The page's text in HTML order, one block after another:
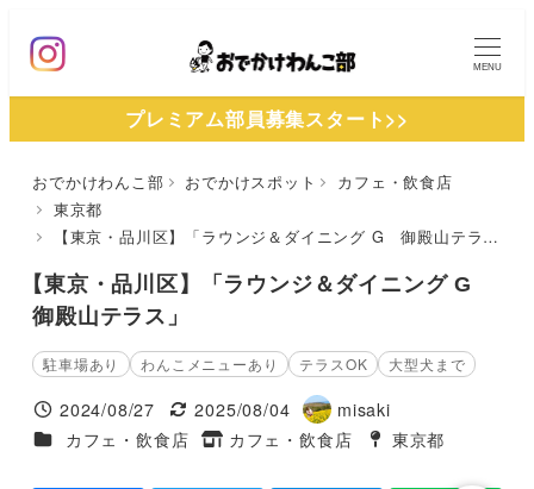
ン
MENU
プレミアム部員募集スタート>>
おでかけわんこ部 おでかけスポット
カフェ・飲食店
東京都
【東京・品川区】「ラウンジ＆ダイニング G 御殿山テラス」
【東京・品川区】「ラウンジ＆ダイニング G
御殿山テラス」
駐車場あり わんこメニューあり テラスOK 大型犬まで
投稿日
2024/08/27
更新日
2025/08/04
著
者
misaki
施設ジャンル
カフェ・飲食店
タグ
カフェ・飲食店
タグ
東京都